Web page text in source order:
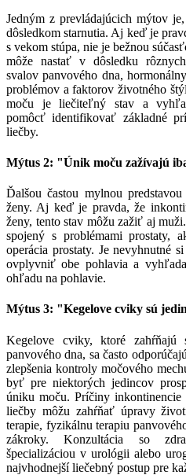
Jedným z prevládajúcich mýtov
dôsledkom starnutia. Aj keď je
s vekom stúpa, nie je bežnou
môže nastať v dôsledku
svalov panvového dna,
problémov a faktorov životného
moču je liečiteľný stav a
pomôcť identifikovať základné
liečby.
Mýtus 2: "Únik moču zažívajú
Ďalšou častou mylnou
ženy. Aj keď je pravda, že
ženy, tento stav môžu zažiť aj
spojený s problémami prostaty,
operácia prostaty. Je nevyhnutné
ovplyvniť obe pohlavia a
ohľadu na pohlavie.
Mýtus 3: "Kegelove cviky sú
Kegelove cviky, ktoré zahŕňajú
panvového dna, sa často
zlepšenia kontroly močového
byť pre niektorých jedincov
úniku moču.Príčiny
liečby môžu zahŕňať úpravy
terapie, fyzikálnu terapiu
zákroky.Konzultácia so
špecializáciou v urológii alebo
najvhodnejší liečebný postup pre